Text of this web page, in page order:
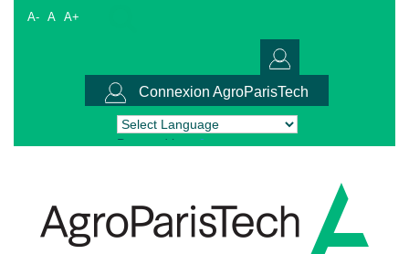
A- A A+
Connexion AgroParisTech
Powered by Translate